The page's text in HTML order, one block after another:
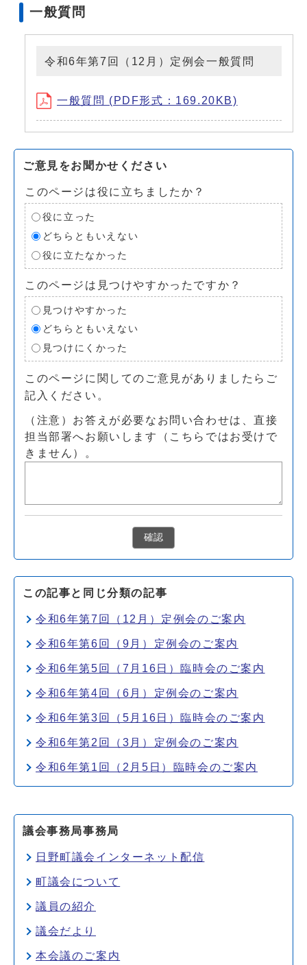
一般質問
令和6年第7回（12月）定例会一般質問
一般質問 (PDF形式：169.20KB)
ご意見をお聞かせください
このページは役に立ちましたか？
役に立った
どちらともいえない
役に立たなかった
このページは見つけやすかったですか？
見つけやすかった
どちらともいえない
見つけにくかった
このページに関してのご意見がありましたらご
記入ください。
（注意）お答えが必要なお問い合わせは、直接
担当部署へお願いします（こちらではお受けで
きません）。
確認
この記事と同じ分類の記事
令和6年第7回（12月）定例会のご案内
令和6年第6回（9月）定例会のご案内
令和6年第5回（7月16日）臨時会のご案内
令和6年第4回（6月）定例会のご案内
令和6年第3回（5月16日）臨時会のご案内
令和6年第2回（3月）定例会のご案内
令和6年第1回（2月5日）臨時会のご案内
議会事務局事務局
日野町議会インターネット配信
町議会について
議員の紹介
議会だより
本会議のご案内